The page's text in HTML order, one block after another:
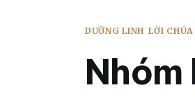
DƯỠNG LINH LỜI